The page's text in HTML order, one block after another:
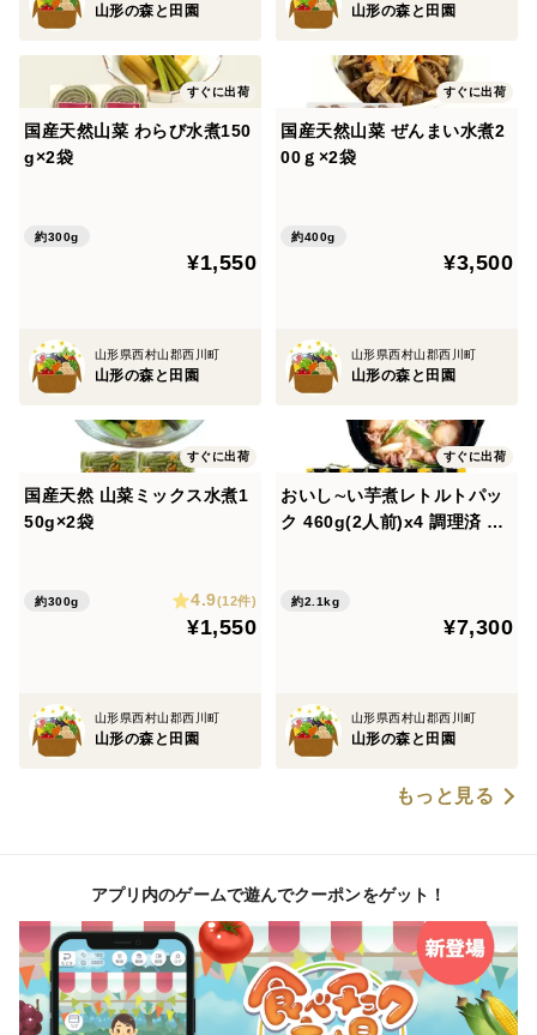
山形の森と田園 山形の森と田園
すぐに出荷
国産天然山菜 わらび水煮150
g×2袋
約300g
¥1,550
山形県西村山郡西川町
山形の森と田園
すぐに出荷
国産天然山菜 ぜんまい水煮2
00ｇ×2袋
約400g
¥3,500
山形県西村山郡西川町
山形の森と田園
すぐに出荷
国産天然 山菜ミックス水煮1
50g×2袋
約300g 4.9(12件)
¥1,550
山形県西村山郡西川町
山形の森と田園
すぐに出荷
おいし∼い芋煮レトルトパッ
ク 460g(2人前)x4 調理済 里
約2.1kg
¥7,300
山形県西村山郡西川町
山形の森と田園
もっと見る
アプリ内のゲームで遊んでクーポンをゲット！